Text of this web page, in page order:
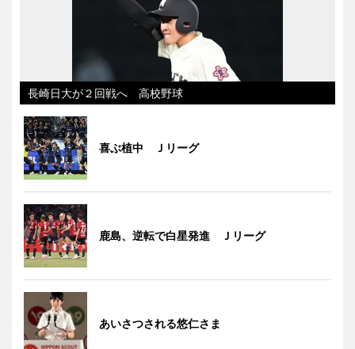
長崎日大が２回戦へ 高校野球
喜ぶ植中 Ｊリーグ
鹿島、逆転で白星発進 Ｊリーグ
あいさつされる悠仁さま